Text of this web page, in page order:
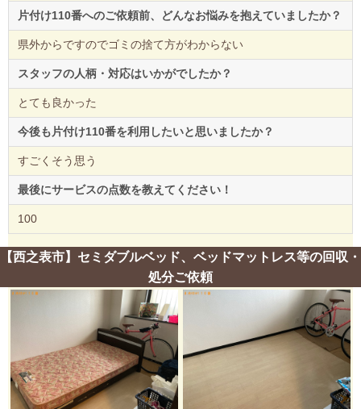
片付け110番へのご依頼前、どんなお悩みを抱えていましたか？
県外からですのでゴミの捨て方がわからない
スタッフの人柄・対応はいかがでしたか？
とても良かった
今後も片付け110番を利用したいと思いましたか？
すごくそう思う
最後にサービスの点数を教えてください！
100
【西之表市】セミダブルベッド、ベッドマットレス等の回収・
処分ご依頼